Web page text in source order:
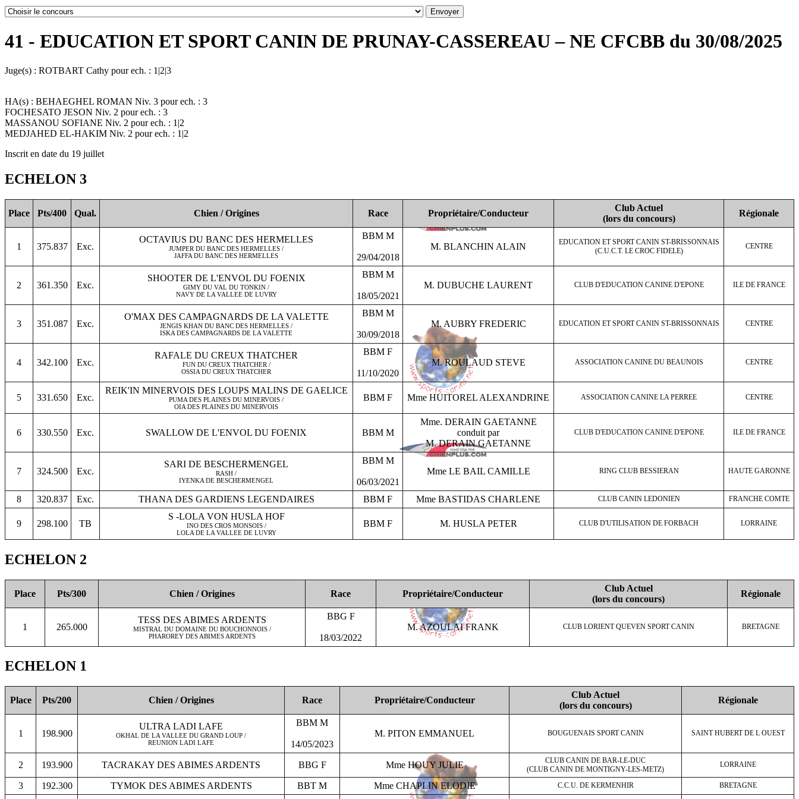
41 - EDUCATION ET SPORT CANIN DE PRUNAY-CASSEREAU – NE CFCBB du 30/08/2025
Juge(s) : ROTBART Cathy pour ech. : 1|2|3
HA(s) : BEHAEGHEL ROMAN Niv. 3 pour ech. : 3
FOCHESATO JESON Niv. 2 pour ech. : 3
MASSANOU SOFIANE Niv. 2 pour ech. : 1|2
MEDJAHED EL-HAKIM Niv. 2 pour ech. : 1|2
Inscrit en date du 19 juillet
ECHELON 3
Place Pts/400 Qual. Chien / Origines Race Propriétaire/Conducteur
Club Actuel
(lors du concours)
Régionale
1 375.837 Exc.
OCTAVIUS DU BANC DES HERMELLES
JUMPER DU BANC DES HERMELLES /
JAFFA DU BANC DES HERMELLES
BBM M
29/04/2018
M. BLANCHIN ALAIN
EDUCATION ET SPORT CANIN ST-BRISSONNAIS
(C.U.C.T. LE CROC FIDELE)
CENTRE
2 361.350 Exc.
SHOOTER DE L'ENVOL DU FOENIX
GIMY DU VAL DU TONKIN /
NAVY DE LA VALLEE DE LUVRY
BBM M
18/05/2021
M. DUBUCHE LAURENT CLUB D'EDUCATION CANINE D'EPONE ILE DE FRANCE
3 351.087 Exc.
O'MAX DES CAMPAGNARDS DE LA VALETTE
JENGIS KHAN DU BANC DES HERMELLES /
ISKA DES CAMPAGNARDS DE LA VALETTE
BBM M
30/09/2018
M. AUBRY FREDERIC EDUCATION ET SPORT CANIN ST-BRISSONNAIS CENTRE
4 342.100 Exc.
RAFALE DU CREUX THATCHER
FUN DU CREUX THATCHER /
OSSIA DU CREUX THATCHER
BBM F
11/10/2020
M. ROULAUD STEVE ASSOCIATION CANINE DU BEAUNOIS CENTRE
5 331.650 Exc.
REIK'IN MINERVOIS DES LOUPS MALINS DE GAELICE
PUMA DES PLAINES DU MINERVOIS /
OIA DES PLAINES DU MINERVOIS
BBM F Mme HUITOREL ALEXANDRINE ASSOCIATION CANINE LA PERREE CENTRE
6 330.550 Exc. SWALLOW DE L'ENVOL DU FOENIX BBM M
Mme. DERAIN GAETANNE
conduit par
M. DERAIN GAETANNE
CLUB D'EDUCATION CANINE D'EPONE ILE DE FRANCE
7 324.500 Exc.
SARI DE BESCHERMENGEL
RASH /
IYENKA DE BESCHERMENGEL
BBM M
06/03/2021
Mme LE BAIL CAMILLE RING CLUB BESSIERAN HAUTE GARONNE
8 320.837 Exc. THANA DES GARDIENS LEGENDAIRES BBM F Mme BASTIDAS CHARLENE CLUB CANIN LEDONIEN FRANCHE COMTE
9 298.100 TB
S -LOLA VON HUSLA HOF
INO DES CROS MONSOIS /
LOLA DE LA VALLEE DE LUVRY
BBM F M. HUSLA PETER CLUB D'UTILISATION DE FORBACH LORRAINE
ECHELON 2
Place Pts/300 Chien / Origines Race Propriétaire/Conducteur
Club Actuel
(lors du concours)
Régionale
1 265.000
TESS DES ABIMES ARDENTS
MISTRAL DU DOMAINE DU BOUCHONNOIS /
PHAROREY DES ABIMES ARDENTS
BBG F
18/03/2022
M. AZOULAI FRANK CLUB LORIENT QUEVEN SPORT CANIN BRETAGNE
ECHELON 1
Place Pts/200 Chien / Origines Race Propriétaire/Conducteur
Club Actuel
(lors du concours)
Régionale
1 198.900
ULTRA LADI LAFE
OKHAL DE LA VALLEE DU GRAND LOUP /
REUNION LADI LAFE
BBM M
14/05/2023
M. PITON EMMANUEL BOUGUENAIS SPORT CANIN SAINT HUBERT DE L OUEST
2 193.900 TACRAKAY DES ABIMES ARDENTS BBG F Mme HOUY JULIE
CLUB CANIN DE BAR-LE-DUC
(CLUB CANIN DE MONTIGNY-LES-METZ)
LORRAINE
3 192.300 TYMOK DES ABIMES ARDENTS BBT M Mme CHAPLIN ELODIE C.C.U. DE KERMENHIR BRETAGNE